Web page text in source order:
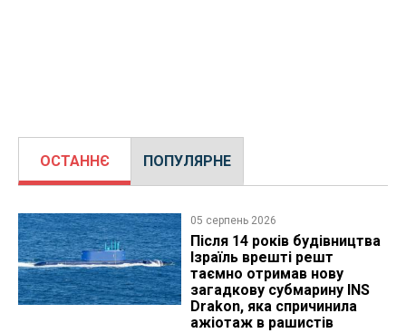
ОСТАННЄ ПОПУЛЯРНЕ
05 серпень 2026
Після 14 років будівництва
Ізраїль врешті решт
таємно отримав нову
загадкову субмарину INS
Drakon, яка спричинила
ажіотаж в рашистів